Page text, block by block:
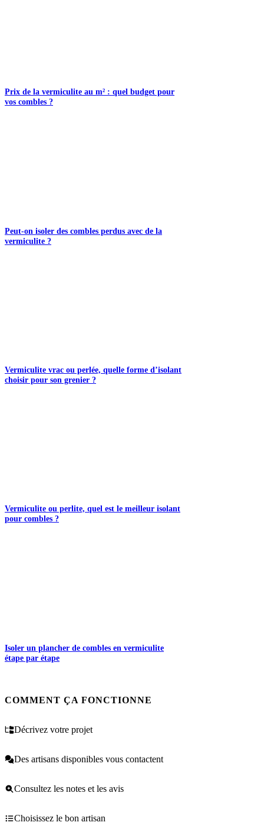
Prix de la vermiculite au m² : quel budget pour
vos combles ?
Peut-on isoler des combles perdus avec de la
vermiculite ?
Vermiculite vrac ou perlée, quelle forme d’isolant
choisir pour son grenier ?
Vermiculite ou perlite, quel est le meilleur isolant
pour combles ?
Isoler un plancher de combles en vermiculite
étape par étape
COMMENT ÇA FONCTIONNE
Décrivez votre projet
Des artisans disponibles vous contactent
Consultez les notes et les avis
Choisissez le bon artisan